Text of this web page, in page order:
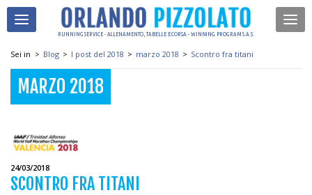
RUNNING SERVICE - ALLENAMENTO, TABELLE E CORSA - WINNING PROGRAM S.A.S.
Sei in > Blog > I post del 2018 > marzo 2018 > Scontro fra titani
MARZO 2018
24/03/2018
SCONTRO FRA TITANI